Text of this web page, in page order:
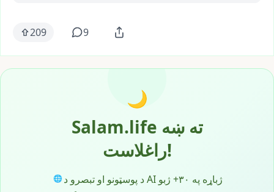
209 9
🌙
Salam.life ته ښه
راغلاست!
🌐 د پوسټونو او تبصرو د AI ژباړه په ۳۰+ ژبو